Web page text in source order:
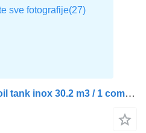
Magyar Bitumen / heavy oil tank inox 30.2 m3 / 1 comp + ADR LGBF